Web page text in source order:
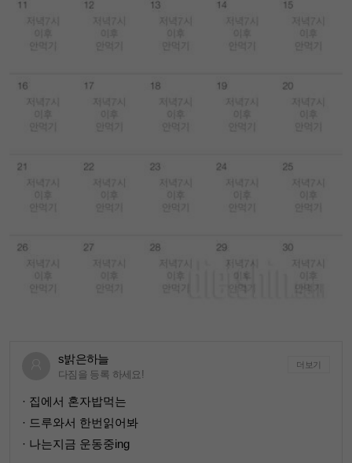
s밝은하늘
다짐을 등록 하세요!
더보기
· 집에서 혼자밥먹는
· 드루와서 한번읽어봐
· 나는지금 운동중ing